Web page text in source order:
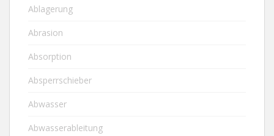
Ablagerung
Abrasion
Absorption
Absperrschieber
Abwasser
Abwasserableitung